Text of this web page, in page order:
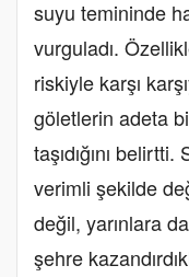
suyu temininde
vurguladı.
riskiyle karşı
göletlerin adeta
taşıdığını
verimli şekilde
değil, yarınlara
şehre